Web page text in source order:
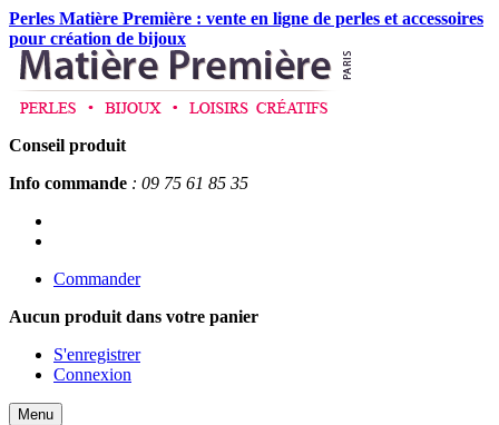
Perles Matière Première : vente en ligne de perles et accessoires
pour création de bijoux
Conseil produit
Info commande : 09 75 61 85 35
Commander
Aucun produit dans votre panier
S'enregistrer
Connexion
Menu